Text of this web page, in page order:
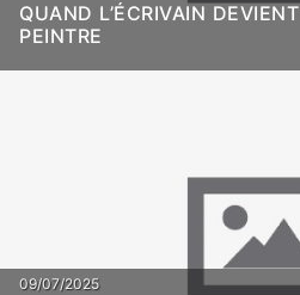
QUAND L’ÉCRIVAIN DEVIENT
PEINTRE
09/07/2025